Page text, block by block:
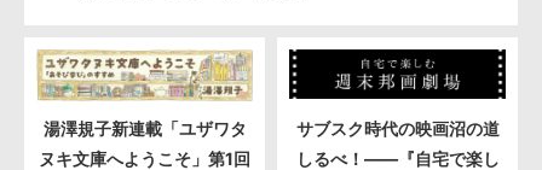
湯澤規子新連載「ユザワタ
ヌキ文庫へようこそ」第1回
サブスク時代の映画沼の道
しるべ！――『自宅で楽し